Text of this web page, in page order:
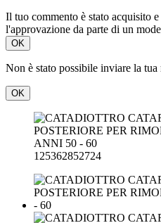
Il tuo commento è stato acquisito
l'approvazione da parte di un
OK
Non è stato possibile inviare la tua
OK
125362852724